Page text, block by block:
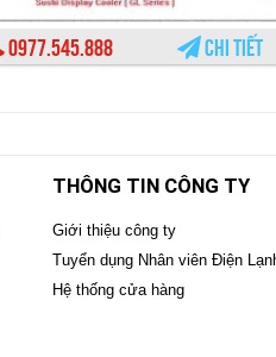
0977.545.888 Chi tiết
THÔNG TIN CÔNG TY
Giới thiệu công ty
Tuyển dụng Nhân viên Điện
Hệ thống cửa hàng